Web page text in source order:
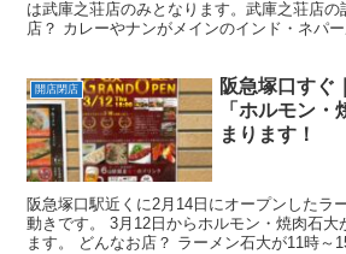
は武庫之荘店のみとなります。武庫之荘店
店？ カレーやナンがメインのインド・ネパ
開店閉店
阪急塚口すぐ
「ホルモン
まります！
阪急塚口駅近くに2月14日にオープンしたラ
動きです。 3月12日からホルモン・焼肉石大
ます。 どんなお店？ ラーメン石大が11時～